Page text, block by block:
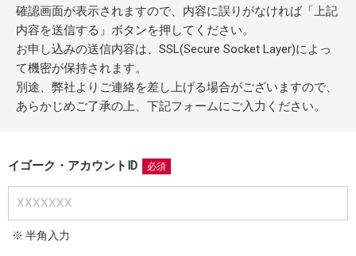
確認画面が表示されますので、内容に誤りがなければ「上記
内容を送信する」ボタンを押してください。
お申し込みの送信内容は、SSL(Secure Socket Layer)によっ
て機密が保持されます。
別途、弊社よりご連絡を差し上げる場合がございますので、
あらかじめご了承の上、下記フォームにご入力ください。
イゴーク・アカウントID 必須
※ 半角入力